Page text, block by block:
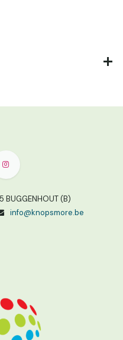
(B)
info@knopsmore.be